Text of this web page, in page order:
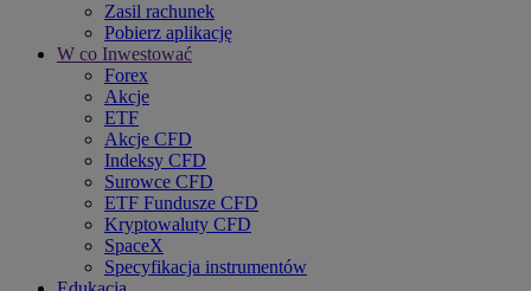
Zasil rachunek
Pobierz aplikację
W co Inwestować
Forex
Akcje
ETF
Akcje CFD
Indeksy CFD
Surowce CFD
ETF Fundusze CFD
Kryptowaluty CFD
SpaceX
Specyfikacja instrumentów